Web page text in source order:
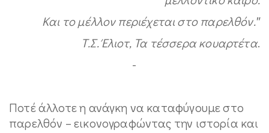
Και το μέλλον περιέχεται στο παρελθόν.″
Τ.Σ. Έλιοτ, Τα τέσσερα κουαρτέτα.
-
Ποτέ άλλοτε η ανάγκη να καταφύγουμε στο
παρελθόν – εικονογραφώντας την ιστορία και